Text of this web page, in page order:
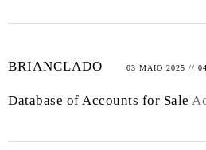
BRIANCLADO 03 MAIO 2025 //
Database of Accounts for Sale